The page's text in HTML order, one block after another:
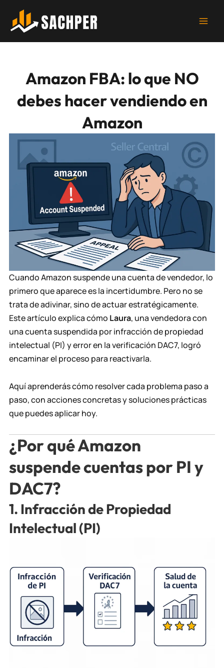
contenido
Amazon FBA: lo que NO
debes hacer vendiendo en
Amazon
Cuando Amazon suspende una cuenta de vendedor, lo
primero que aparece es la incertidumbre. Pero no se
trata de adivinar, sino de actuar estratégicamente.
Este artículo explica cómo Laura, una vendedora con
una cuenta suspendida por infracción de propiedad
intelectual (PI) y error en la verificación DAC7, logró
encaminar el proceso para reactivarla.
Aquí aprenderás cómo resolver cada problema paso a
paso, con acciones concretas y soluciones prácticas
que puedes aplicar hoy.
¿Por qué Amazon
suspende cuentas por PI y
DAC7?
1. Infracción de Propiedad
Intelectual (PI)